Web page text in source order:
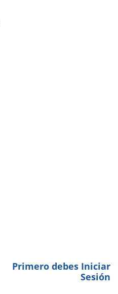
Primero debes Iniciar
Sesión